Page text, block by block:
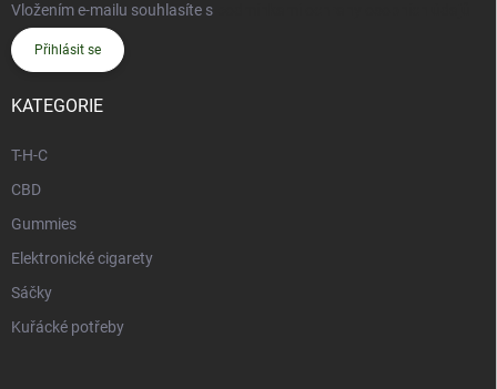
Vložením e-mailu souhlasíte s
Přihlásit se
KATEGORIE
T-H-C
CBD
Gummies
Elektronické cigarety
Sáčky
Kuřácké potřeby